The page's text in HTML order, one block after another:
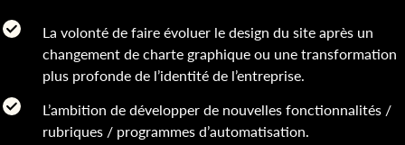
La volonté de faire évoluer le design du site après un
changement de charte graphique ou une transformation
plus profonde de l’identité de l’entreprise.
L’ambition de développer de nouvelles fonctionnalités /
rubriques / programmes d’automatisation.